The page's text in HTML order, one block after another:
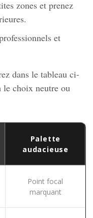
zones et prenez
et
dans le tableau ci-
le choix neutre ou
Palette
audacieuse
Point focal
marquant